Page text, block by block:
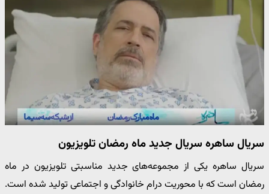
سریال ساهره سریال جدید ماه رمضان تلویزیون
سریال ساهره یکی از مجموعه‌های جدید مناسبتی تلویزیون در ماه
رمضان است که با محوریت درام خانوادگی و اجتماعی تولید شده است.